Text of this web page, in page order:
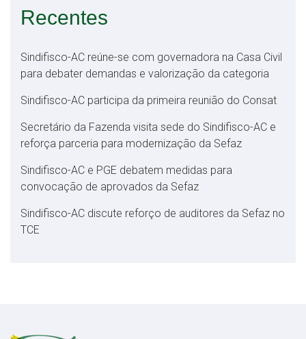
Recentes
Sindifisco-AC reúne-se com governadora na Casa Civil
para debater demandas e valorização da categoria
Sindifisco-AC participa da primeira reunião do Consat
Secretário da Fazenda visita sede do Sindifisco-AC e
reforça parceria para modernização da Sefaz
Sindifisco-AC e PGE debatem medidas para
convocação de aprovados da Sefaz
Sindifisco-AC discute reforço de auditores da Sefaz no
TCE